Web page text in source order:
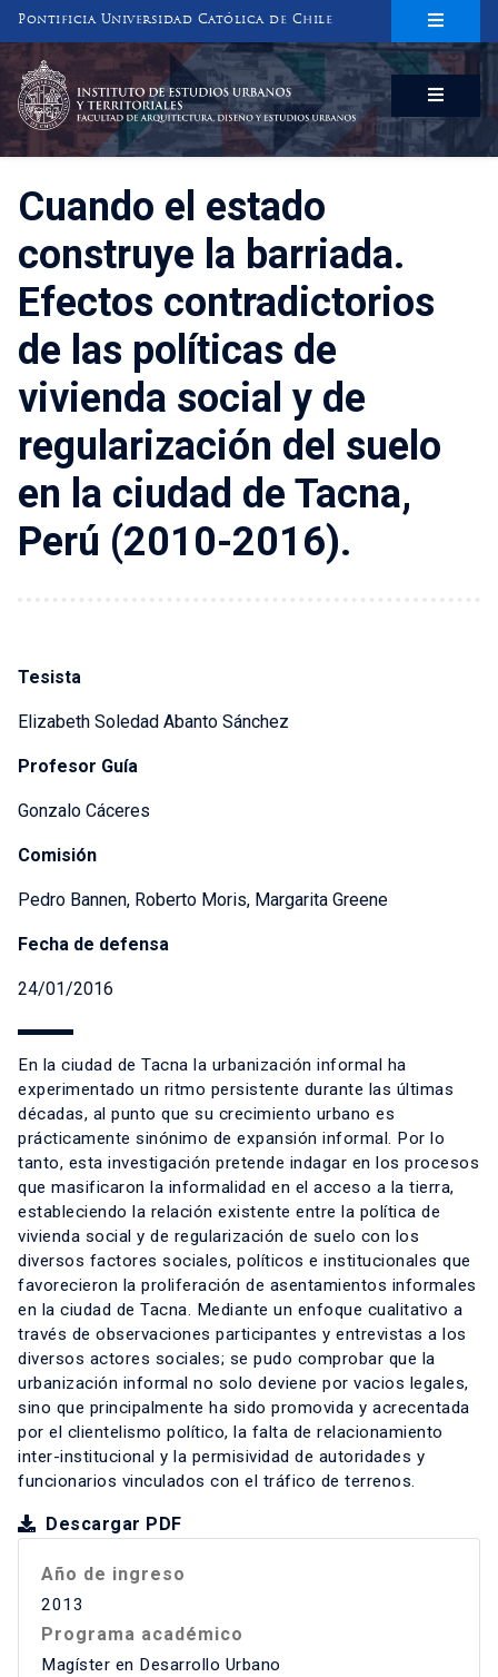
Pontificia Universidad Católica de Chile
INSTITUTO DE ESTUDIOS URBANOS
Y TERRITORIALES
FACULTAD DE ARQUITECTURA, DISEÑO Y ESTUDIOS URBANOS
Cuando el estado
construye la barriada.
Efectos contradictorios
de las políticas de
vivienda social y de
regularización del suelo
en la ciudad de Tacna,
Perú (2010-2016).
Tesista
Elizabeth Soledad Abanto Sánchez
Profesor Guía
Gonzalo Cáceres
Comisión
Pedro Bannen, Roberto Moris, Margarita Greene
Fecha de defensa
24/01/2016
En la ciudad de Tacna la urbanización informal ha
experimentado un ritmo persistente durante las últimas
décadas, al punto que su crecimiento urbano es
prácticamente sinónimo de expansión informal. Por lo
tanto, esta investigación pretende indagar en los procesos
que masificaron la informalidad en el acceso a la tierra,
estableciendo la relación existente entre la política de
vivienda social y de regularización de suelo con los
diversos factores sociales, políticos e institucionales que
favorecieron la proliferación de asentamientos informales
en la ciudad de Tacna. Mediante un enfoque cualitativo a
través de observaciones participantes y entrevistas a los
diversos actores sociales; se pudo comprobar que la
urbanización informal no solo deviene por vacios legales,
sino que principalmente ha sido promovida y acrecentada
por el clientelismo político, la falta de relacionamiento
inter-institucional y la permisividad de autoridades y
funcionarios vinculados con el tráfico de terrenos.
Descargar PDF
Año de ingreso
2013
Programa académico
Magíster en Desarrollo Urbano